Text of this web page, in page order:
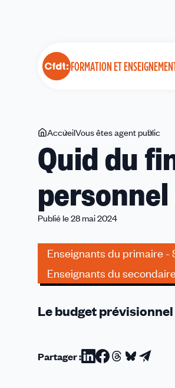
FORMATION ET
Vous
êtes
ici
AccueilVous êtes agent public
du
du
?
Quid du
Publié le 28 mai 2024
Enseignants du primaire -
Enseignants du
Le budget
Partager :Partager
Partager
Partager
Partager